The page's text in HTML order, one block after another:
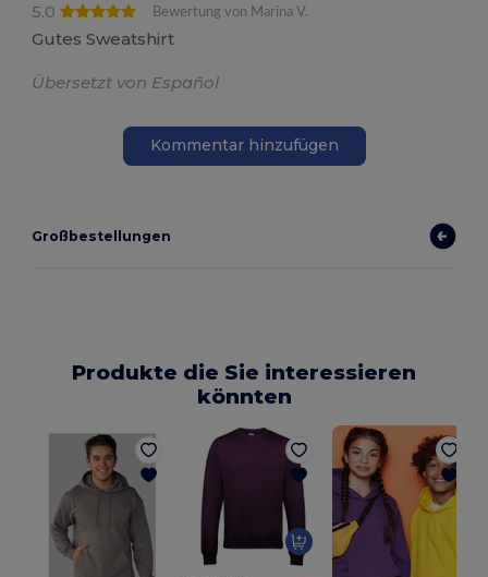
5.0
Bewertung von Marina V.
Gutes Sweatshirt
Übersetzt von Español
Kommentar hinzufügen
Großbestellungen
Produkte die Sie interessieren
könnten